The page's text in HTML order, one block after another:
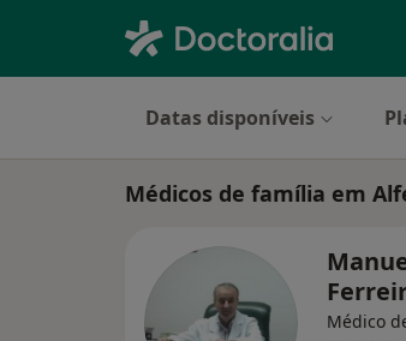
Datas disponíveis
Médicos de família em
Médico